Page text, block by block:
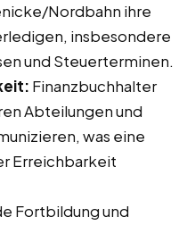
Nordbahn ihre
insbesondere
und Steuerterminen.
Finanzbuchhalter
Abteilungen und
was eine
Erreichbarkeit
Fortbildung und